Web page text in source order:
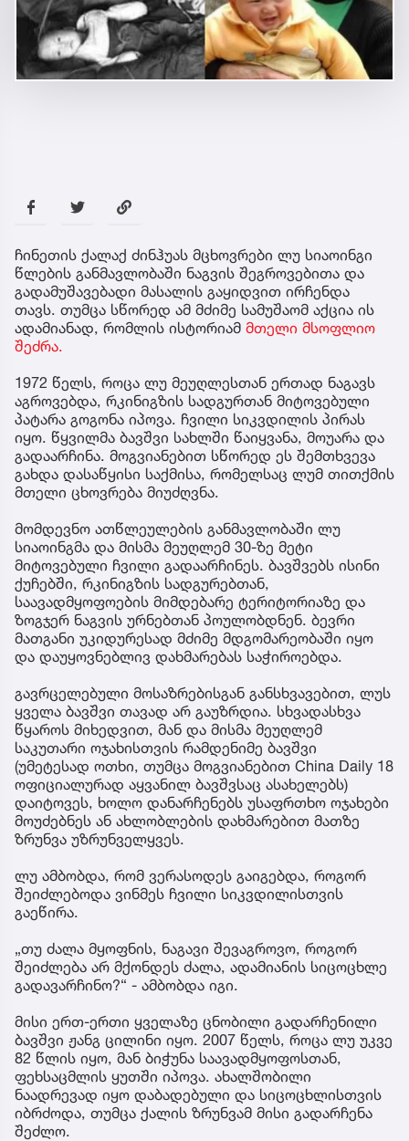
ჩინეთის ქალაქ ძინჰუას მცხოვრები ლუ სიაოინგი
წლების განმავლობაში ნაგვის შეგროვებითა და
გადამუშავებადი მასალის გაყიდვით ირჩენდა
თავს. თუმცა სწორედ ამ მძიმე სამუშაომ აქცია ის
ადამიანად, რომლის ისტორიამ მთელი მსოფლიო
შეძრა.
1972 წელს, როცა ლუ მეუღლესთან ერთად ნაგავს
აგროვებდა, რკინიგზის სადგურთან მიტოვებული
პატარა გოგონა იპოვა. ჩვილი სიკვდილის პირას
იყო. წყვილმა ბავშვი სახლში წაიყვანა, მოუარა და
გადაარჩინა. მოგვიანებით სწორედ ეს შემთხვევა
გახდა დასაწყისი საქმისა, რომელსაც ლუმ თითქმის
მთელი ცხოვრება მიუძღვნა.
მომდევნო ათწლეულების განმავლობაში ლუ
სიაოინგმა და მისმა მეუღლემ 30-ზე მეტი
მიტოვებული ჩვილი გადაარჩინეს. ბავშვებს ისინი
ქუჩებში, რკინიგზის სადგურებთან,
საავადმყოფოების მიმდებარე ტერიტორიაზე და
ზოგჯერ ნაგვის ურნებთან პოულობდნენ. ბევრი
მათგანი უკიდურესად მძიმე მდგომარეობაში იყო
და დაუყოვნებლივ დახმარებას საჭიროებდა.
გავრცელებული მოსაზრებისგან განსხვავებით, ლუს
ყველა ბავშვი თავად არ გაუზრდია. სხვადასხვა
წყაროს მიხედვით, მან და მისმა მეუღლემ
საკუთარი ოჯახისთვის რამდენიმე ბავშვი
(უმეტესად ოთხი, თუმცა მოგვიანებით China Daily 18
ოფიციალურად აყვანილ ბავშვსაც ასახელებს)
დაიტოვეს, ხოლო დანარჩენებს უსაფრთხო ოჯახები
მოუძებნეს ან ახლობლების დახმარებით მათზე
ზრუნვა უზრუნველყვეს.
ლუ ამბობდა, რომ ვერასოდეს გაიგებდა, როგორ
შეიძლებოდა ვინმეს ჩვილი სიკვდილისთვის
გაეწირა.
„თუ ძალა მყოფნის, ნაგავი შევაგროვო, როგორ
შეიძლება არ მქონდეს ძალა, ადამიანის სიცოცხლე
გადავარჩინო?“ - ამბობდა იგი.
მისი ერთ-ერთი ყველაზე ცნობილი გადარჩენილი
ბავშვი ჟანგ ცილინი იყო. 2007 წელს, როცა ლუ უკვე
82 წლის იყო, მან ბიჭუნა საავადმყოფოსთან,
ფეხსაცმლის ყუთში იპოვა. ახალშობილი
ნაადრევად იყო დაბადებული და სიცოცხლისთვის
იბრძოდა, თუმცა ქალის ზრუნვამ მისი გადარჩენა
შეძლო.